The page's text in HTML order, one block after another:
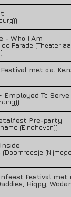
- Who I Am
Parade (Theater
met o.a.
Employed To Serve
Pre-party
(Eindhoven))
(Doornroosje
Festival met
Hiqpy,